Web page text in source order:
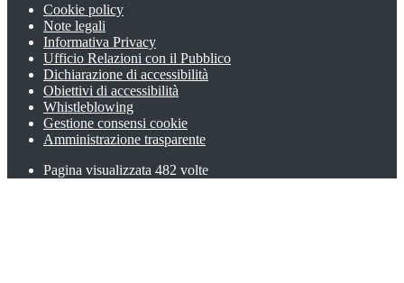
Cookie policy
Note legali
Informativa Privacy
Ufficio Relazioni con il Pubblico
Dichiarazione di accessibilità
Obiettivi di accessibilità
Whistleblowing
Gestione consensi cookie
Amministrazione trasparente
Pagina visualizzata 482 volte